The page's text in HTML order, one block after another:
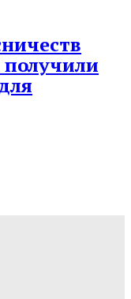
получили